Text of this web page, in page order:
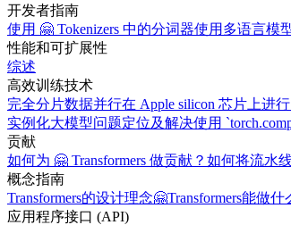
开发者指南
使用 🤗 Tokenizers 中的分词器使用多语言模
性能和可扩展性
综述
高效训练技术
完全分片数据并行在 Apple silicon 芯片上进
实例化大模型问题定位及解决使用
贡献
如何为 🤗 Transformers 做贡献？ 如何将流水
概念指南
Transformers的设计理念🤗Transformers能做什
应用程序接口 (API)